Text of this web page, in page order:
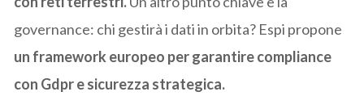
governance: chi gestirà i dati in orbita? Espi propone
un framework europeo per garantire compliance
con Gdpr e sicurezza strategica.